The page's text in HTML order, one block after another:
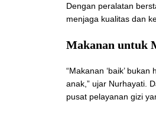
Dengan peralatan
menjaga kualitas dan
Makanan untuk
“Makanan ‘baik’
anak,” ujar Nurhayati.
pusat pelayanan gizi